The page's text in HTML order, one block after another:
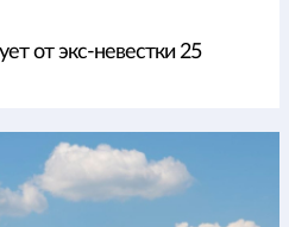
от экс-невестки 25